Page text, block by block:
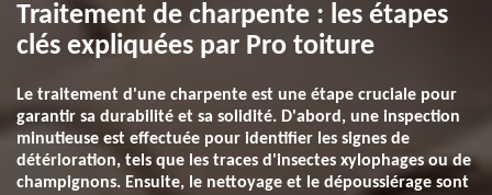
Traitement de charpente : les étapes
clés expliquées par Pro toiture
Le traitement d'une charpente est une étape cruciale pour
garantir sa durabilité et sa solidité. D'abord, une inspection
minutieuse est effectuée pour identifier les signes de
détérioration, tels que les traces d'insectes xylophages ou de
champignons. Ensuite, le nettoyage et le dépoussiérage sont